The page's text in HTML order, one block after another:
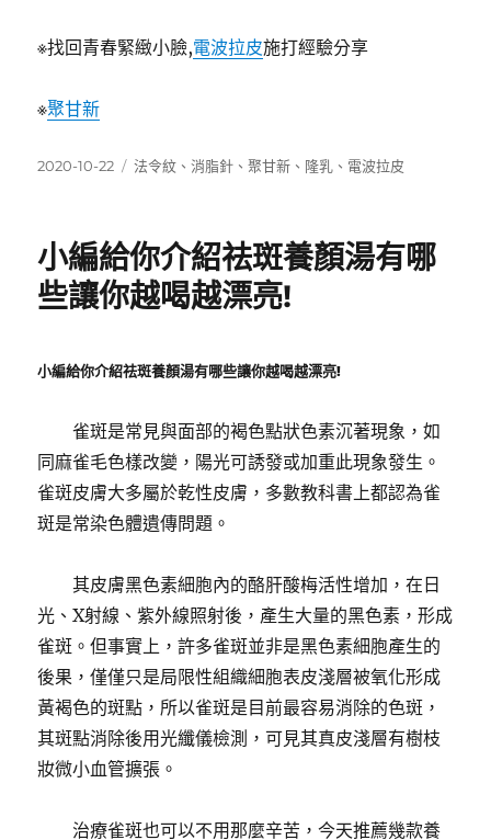
※找回青春緊緻小臉,電波拉皮施打經驗分享
※聚甘新
發
2020-10-22
標
法令紋 、消脂針 、聚甘新 、 隆乳 、 電波拉皮
小編給你介紹祛斑養顏湯有哪
些讓你越喝越漂亮!
小編給你介紹祛斑養顏湯有哪些讓你越喝越漂亮!
雀斑是常見與面部的褐色點狀色素沉著現象，如
同麻雀毛色樣改變，陽光可誘發或加重此現象發生。
雀斑皮膚大多屬於乾性皮膚，多數教科書上都認為雀
斑是常染色體遺傳問題。
其皮膚黑色素細胞內的酪肝酸梅活性增加，在日
光、X射線、紫外線照射後，產生大量的黑色素，形成
雀斑。但事實上，許多雀斑並非是黑色素細胞產生的
後果，僅僅只是局限性組織細胞表皮淺層被氧化形成
黃褐色的斑點，所以雀斑是目前最容易消除的色斑，
其斑點消除後用光纖儀檢測，可見其真皮淺層有樹枝
妝微小血管擴張。
治療雀斑也可以不用那麼辛苦，今天推薦幾款養